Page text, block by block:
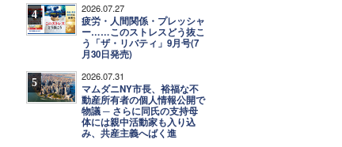
4 2026.07.27
疲労・人間関係・プレッシャ
ー……このストレスどう抜こ
う「ザ・リバティ」9月号(7
月30日発売)
5 2026.07.31
マムダニNY市長、裕福な不
動産所有者の個人情報公開で
物議 ─ さらに同氏の支持母
体には親中活動家も入り込
み、共産主義へばく進